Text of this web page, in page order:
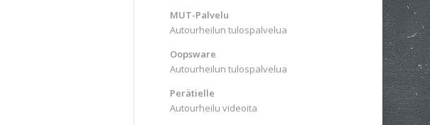
MUT-Palvelu
Autourheilun tulospalvelua
Oopsware
Autourheilun tulospalvelua
Perätielle
Autourheilu videoita